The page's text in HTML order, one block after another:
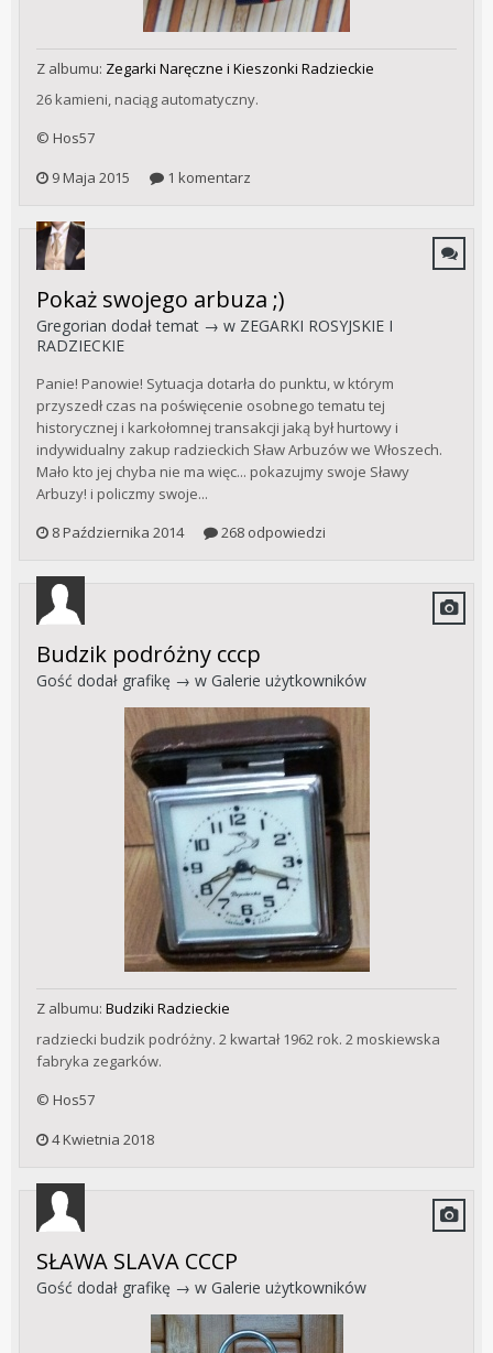
Z albumu: Zegarki Naręczne i Kieszonki Radzieckie
26 kamieni, naciąg automatyczny.
© Hos57
9 Maja 2015
1 komentarz
Pokaż swojego arbuza ;)
Gregorian dodał temat → w ZEGARKI ROSYJSKIE I
RADZIECKIE
Panie! Panowie! Sytuacja dotarła do punktu, w którym
przyszedł czas na poświęcenie osobnego tematu tej
historycznej i karkołomnej transakcji jaką był hurtowy i
indywidualny zakup radzieckich Sław Arbuzów we Włoszech.
Mało kto jej chyba nie ma więc... pokazujmy swoje Sławy
Arbuzy! i policzmy swoje...
8 Października 2014
268 odpowiedzi
Budzik podróżny cccp
Gość dodał grafikę → w Galerie użytkowników
Z albumu: Budziki Radzieckie
radziecki budzik podróżny. 2 kwartał 1962 rok. 2 moskiewska
fabryka zegarków.
© Hos57
4 Kwietnia 2018
SŁAWA SLAVA CCCP
Gość dodał grafikę → w Galerie użytkowników